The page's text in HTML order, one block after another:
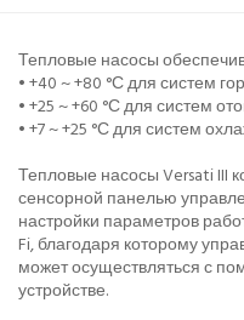
Тепловые насосы
• +40 ~ +80 °С для систем
• +25 ~ +60 °С для систем
• +7 ~ +25 °С для систем
Тепловые насосы Versati III
сенсорной панелью
настройки параметров
Fi, благодаря которому
может осуществляться с
устройстве.